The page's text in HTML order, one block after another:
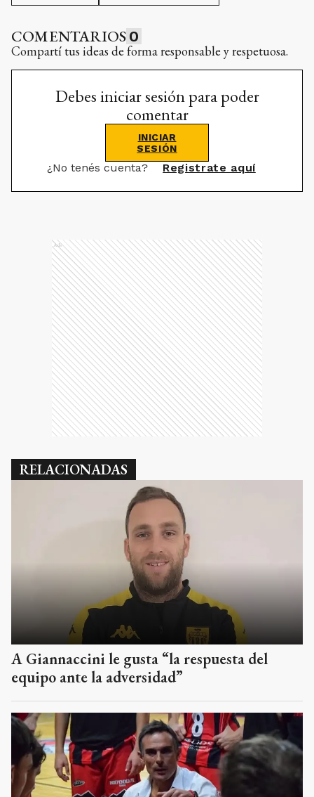
COMENTARIOS 0
Compartí tus ideas de forma responsable y respetuosa.
Debes iniciar sesión para poder
comentar
INICIAR
SESIÓN
¿No tenés cuenta? Registrate aquí
Ads
RELACIONADAS
A Giannaccini le gusta “la respuesta del
equipo ante la adversidad”